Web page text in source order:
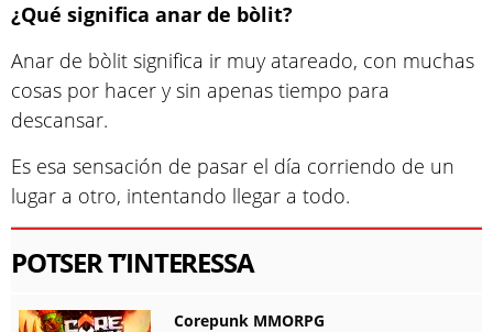
¿Qué significa anar de bòlit?
Anar de bòlit significa ir muy atareado, con muchas
cosas por hacer y sin apenas tiempo para
descansar.
Es esa sensación de pasar el día corriendo de un
lugar a otro, intentando llegar a todo.
POTSER T’INTERESSA
Corepunk MMORPG